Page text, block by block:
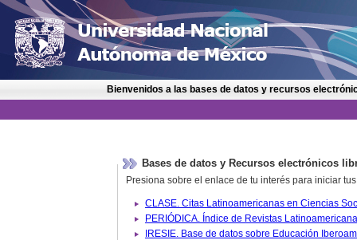
Bienvenidos a las bases de datos y recursos
Bases de datos y Recursos electrónicos
Presiona sobre el enlace de tu interés para iniciar
IRESIE. Base de datos